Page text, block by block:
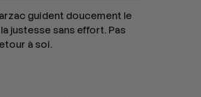
guident doucement le
justesse sans effort. Pas
à soi.